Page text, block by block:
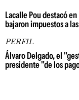
Lacalle Pou destacó
bajaron impuestos a
PERFIL
Álvaro Delgado, el
presidente "de los